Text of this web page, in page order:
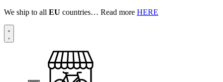
We ship to all EU countries… Read more HERE